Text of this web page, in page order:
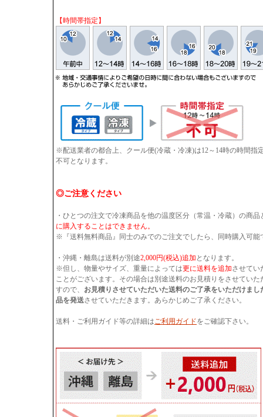
【時間帯指定】
※配送業者の都合上、クール便(冷蔵・冷凍)は12～14時の時間
不可となります。
◎ご注意ください
・ひとつの注文で冷凍商品を他の温度区分（常温・冷蔵）の商品
に購入することはできません。
※『送料無料商品』同士のみでのご注文でしたら、同時購入可能
・沖縄・離島は送料が別途2,000円(税込)追加 となります。
※但し、物量やサイズ、重量によっては更に送料を追加させてい
ことがございます。その場合は別途送料のお見積りをさせていた
すので、 お見積りさせていただいた送料のご了承をいただけまし
品を発送させていただきます。あらかじめご了承ください。
送料・ご利用ガイド等の詳細はご利用ガイドをご確認下さい。